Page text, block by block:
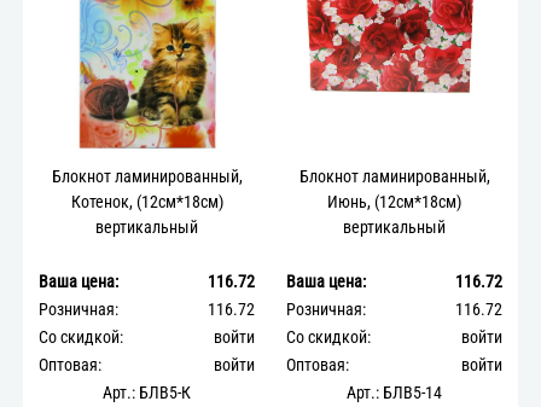
Блокнот ламинированный,
Котенок, (12см*18см)
вертикальный
Ваша цена:
116.72
Розничная:
116.72
Со скидкой:
войти
Оптовая:
войти
Арт.: БЛВ5-К
Блокнот ламинированный,
Июнь, (12см*18см)
вертикальный
Ваша цена:
116.72
Розничная:
116.72
Со скидкой:
войти
Оптовая:
войти
Арт.: БЛВ5-14